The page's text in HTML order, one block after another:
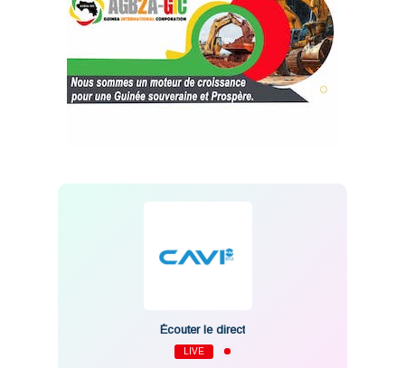
Écouter le direct
LIVE